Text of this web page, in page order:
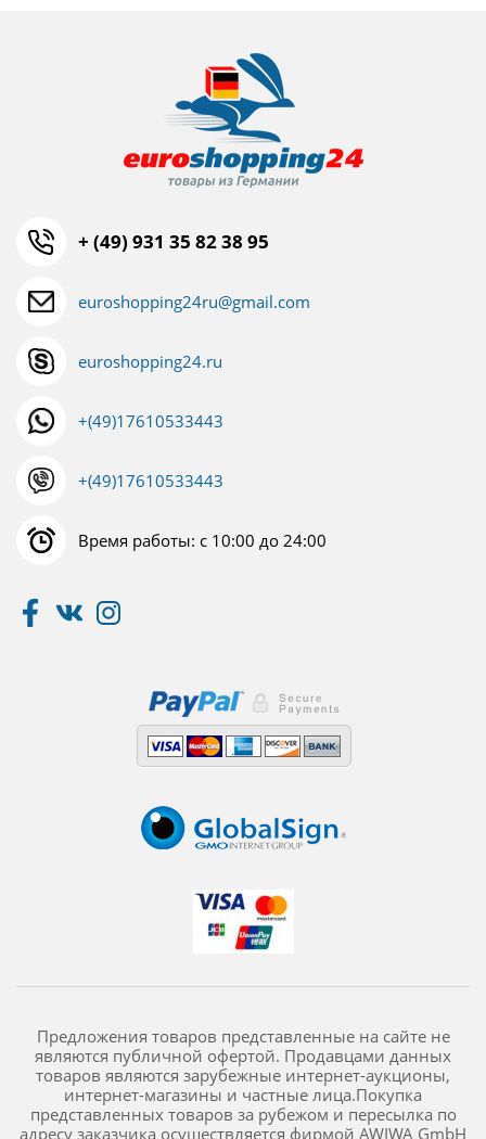
+ (49) 931 35 82 38 95
euroshopping24ru@gmail.com
euroshopping24.ru
+(49)17610533443
+(49)17610533443
Время работы: с 10:00 до 24:00
Предложения товаров представленные на сайте не
являются публичной офертой. Продавцами данных
товаров являются зарубежные интернет-аукционы,
интернет-магазины и частные лица.Покупка
представленных товаров за рубежом и пересылка по
адресу заказчика осуществляется фирмой AWIWA GmbH